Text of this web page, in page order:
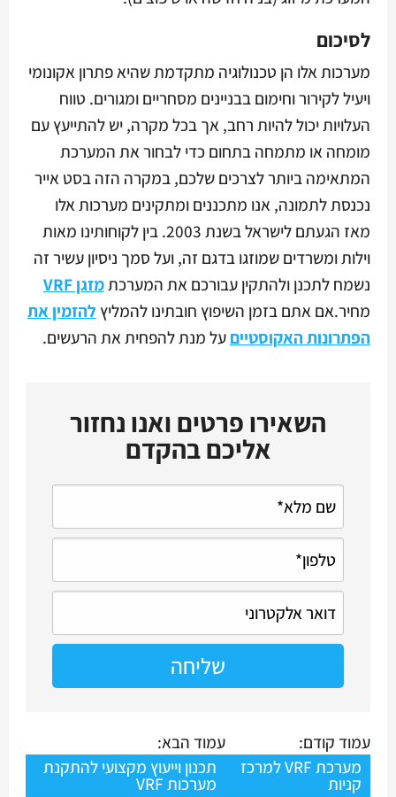
לסיכום
מערכות אלו הן טכנולוגיה מתקדמת שהיא פתרון אקונומי
ויעיל לקירור וחימום בבניינים מסחריים ומגורים. טווח
העלויות יכול להיות רחב, אך בכל מקרה, יש להתייעץ עם
מומחה או מתמחה בתחום כדי לבחור את המערכת
המתאימה ביותר לצרכים שלכם, במקרה הזה בסט אייר
נכנסת לתמונה, אנו מתכננים ומתקינים מערכות אלו
מאז הגעתם לישראל בשנת 2003. בין לקוחותינו מאות
וילות ומשרדים שמוזגו בדגם זה, ועל סמך ניסיון עשיר זה
נשמח לתכנן ולהתקין עבורכם את המערכתמזגן VRF
מחיר.אם אתם בזמן השיפוץ חובתינו להמליץ להזמין את
הפתרונות האקוסטייםעל מנת להפחית את הרעשים.
השאירו פרטים ואנו נחזור
אליכם בהקדם
עמוד קודם:
מערכת VRF למרכז
קניות
עמוד הבא:
תכנון וייעוץ מקצועי להתקנת
מערכות VRF